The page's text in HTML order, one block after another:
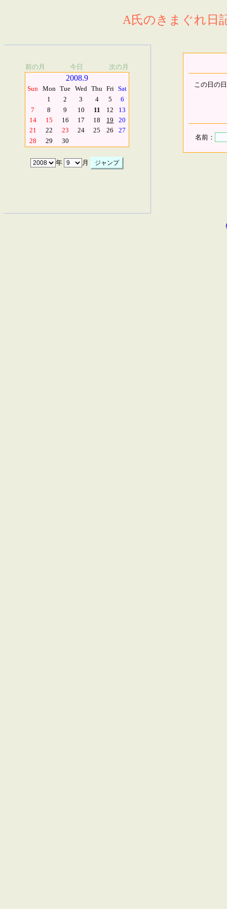
A氏のきまぐれ日
前の月 今日 次の月
2008.9
Sun Mon Tue Wed Thu Fri Sat
1
2 3 4 5
6
7
8 9 10 11 12
13
14
15 16 17 18 19
20
21
22 23 24 25 26
27
28
29 30
年 月
この日の
名前：